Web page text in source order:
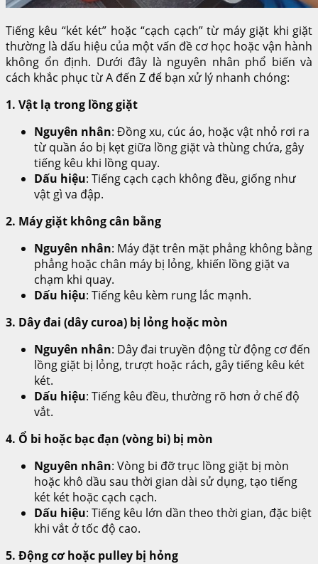
Tiếng kêu “két két” hoặc “cạch cạch” từ máy giặt khi giặt
thường là dấu hiệu của một vấn đề cơ học hoặc vận hành
không ổn định. Dưới đây là nguyên nhân phổ biến và
cách khắc phục từ A đến Z để bạn xử lý nhanh chóng:
1. Vật lạ trong lồng giặt
Nguyên nhân: Đồng xu, cúc áo, hoặc vật nhỏ rơi ra
từ quần áo bị kẹt giữa lồng giặt và thùng chứa, gây
tiếng kêu khi lồng quay.
Dấu hiệu: Tiếng cạch cạch không đều, giống như
vật gì va đập.
2. Máy giặt không cân bằng
Nguyên nhân: Máy đặt trên mặt phẳng không bằng
phẳng hoặc chân máy bị lỏng, khiến lồng giặt va
chạm khi quay.
Dấu hiệu: Tiếng kêu kèm rung lắc mạnh.
3. Dây đai (dây curoa) bị lỏng hoặc mòn
Nguyên nhân: Dây đai truyền động từ động cơ đến
lồng giặt bị lỏng, trượt hoặc rách, gây tiếng kêu két
két.
Dấu hiệu: Tiếng kêu đều, thường rõ hơn ở chế độ
vắt.
4. Ổ bi hoặc bạc đạn (vòng bi) bị mòn
Nguyên nhân: Vòng bi đỡ trục lồng giặt bị mòn
hoặc khô dầu sau thời gian dài sử dụng, tạo tiếng
két két hoặc cạch cạch.
Dấu hiệu: Tiếng kêu lớn dần theo thời gian, đặc biệt
khi vắt ở tốc độ cao.
5. Động cơ hoặc pulley bị hỏng